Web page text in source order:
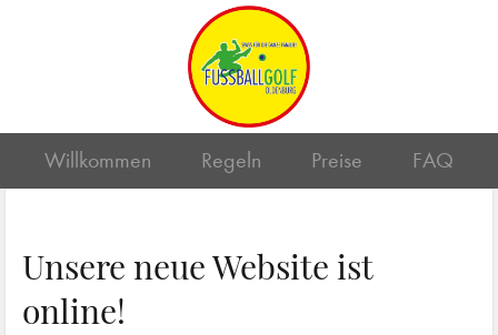
Willkommen Regeln Preise FAQ
Unsere neue Website ist
online!